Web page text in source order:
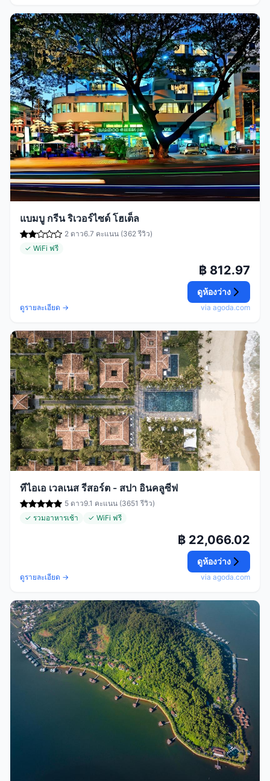
แบมบู กรีน ริเวอร์ไซด์ โฮเต็ล
2 ดาว6.7 คะแนน (362 รีวิว)
✓ WiFi ฟรี
ดูรายละเอียด →
฿ 812.97
ดูห้องว่าง
via agoda.com
ทีไอเอ เวลเนส รีสอร์ต - สปา อินคลูซีฟ
5 ดาว9.1 คะแนน (3651 รีวิว)
✓ รวมอาหารเช้า
✓ WiFi ฟรี
ดูรายละเอียด →
฿ 22,066.02
ดูห้องว่าง
via agoda.com